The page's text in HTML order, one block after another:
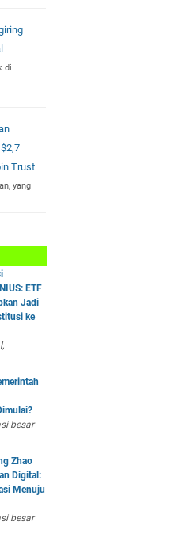
di
Trust
yang
ETF
Jadi
ke
besar
Zhao
Digital:
Menuju
besar